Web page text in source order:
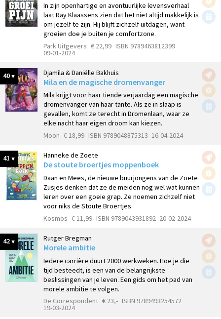
In zijn openhartige en avontuurlijke levensverhaal
laat Ray Klaassens zien dat het niet altijd makkelijk is
om jezelf te zijn. Hij blijft zichzelf uitdagen, want
groeien doe je buiten je comfortzone.
Park Uitgevers € 22,99 ISBN 9789463812399
09-01-2024
40 Djamila & Daniëlle Bakhuis
Mila en de magische dromenvanger
Mila krijgt voor haar tiende verjaardag een magische
dromenvanger van haar tante. Als ze in slaap is
gevallen, komt ze terecht in Dromenlaan, waar ze
elke nacht haar eigen droom kan kiezen.
Moon € 18,99 ISBN 9789048875313 16-04-2024
41 Hanneke de Zoete
De stoute broertjes moppenboek
Daan en Mees, de nieuwe buurjongens van de Zoete
Zusjes denken dat ze de meiden nog wel wat kunnen
leren over een goeie grap. Ze noemen zichzelf niet
voor niks de Stoute Broertjes.
Kosmos € 11,99 ISBN 9789043931892 20-02-2024
42 Rutger Bregman
Morele ambitie
Iedere carrière duurt 2000 werkweken. Hoe je die
tijd besteedt, is een van de belangrijkste
beslissingen van je leven. Een gids om het pad van
morele ambitie te volgen.
De Correspondent € 23,- ISBN 9789493254572
19-03-2024